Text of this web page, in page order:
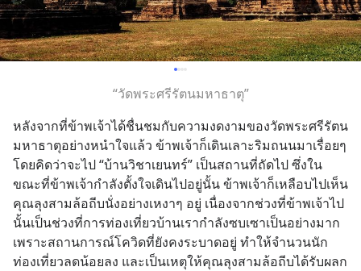
“วัดพระศรีรัตนมหาธาตุ”
หลังจากที่ข้าพเจ้าได้ชื่นชมกับความงดงามของวัดพระศรีรัตน
มหาธาตุอย่างหนำใจแล้ว ข้าพเจ้าก็เดินเลาะริมถนนมาเรื่อยๆ
โดยคิดว่าจะไป “บ้านวิชาเยนทร์” เป็นสถานที่ถัดไป ซึ่งใน
ขณะที่ข้าพเจ้ากำลังตั้งใจเดินไปอยู่นั้น ข้าพเจ้าก็เหลือบไปเห็น
คุณลุงสามล้อถีบนั่งอย่างเหงาๆ อยู่ เนื่องจากช่วงที่ข้าพเจ้าไป
นั้นเป็นช่วงที่การท่องเที่ยวบ้านเรากำลังซบเซาเป็นอย่างมาก
เพราะสถานการณ์โควิดที่ยังคงระบาดอยู่ ทำให้จำนวนนัก
ท่องเที่ยวลดน้อยลง และเป็นเหตุให้คุณลุงสามล้อถีบได้รับผลก